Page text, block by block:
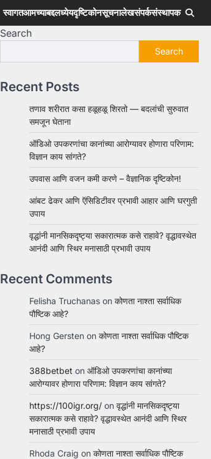
स्वागतआमच्याबद्दलध्येयदृष्टिकोनसूचनालेखसंपर्कसंस्थापक
Search
Search
Recent Posts
तणाव शरीरात कसा हळूहळू शिरतो — बदलांची सुरुवात
समजून घेताना
ऑडिओ उपकरणांचा कानांच्या आरोग्यावर होणारा परिणाम:
विज्ञान काय सांगते?
उपवास आणि वजन कमी करणे – वैज्ञानिक दृष्टिकोन!
आंबट ढेकर आणि ऍसिडिटीवर प्रभावी आहार आणि घरगुती
उपाय
वृद्धांनी मानसिकदृष्ट्या सकारात्मक कसे राहावे? वृद्धावस्थेत
आनंदी आणि स्थिर मनासाठी प्रभावी उपाय
Recent Comments
Felisha Truchanas on कोणता नाश्ता सर्वाधिक
पौष्टिक आहे?
Hong Gersten on कोणता नाश्ता सर्वाधिक पौष्टिक
आहे?
388betbet on ऑडिओ उपकरणांचा कानांच्या
आरोग्यावर होणारा परिणाम: विज्ञान काय सांगते?
https://100igr.org/ on वृद्धांनी मानसिकदृष्ट्या
सकारात्मक कसे राहावे? वृद्धावस्थेत आनंदी आणि स्थिर
मनासाठी प्रभावी उपाय
Rhoda Craig on कोणता नाश्ता सर्वाधिक पौष्टिक